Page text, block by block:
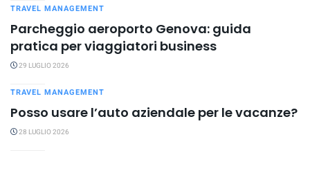
TRAVEL MANAGEMENT
Parcheggio aeroporto Genova: guida
pratica per viaggiatori business
29 LUGLIO 2026
TRAVEL MANAGEMENT
Posso usare l’auto aziendale per le vacanze?
28 LUGLIO 2026